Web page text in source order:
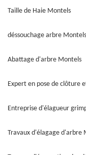
Taille de Haie Montels
déssouchage arbre Montels
Abattage d'arbre Montels
Expert en pose de clôture
Entreprise d'élagueur
Travaux d'élagage d'arbre